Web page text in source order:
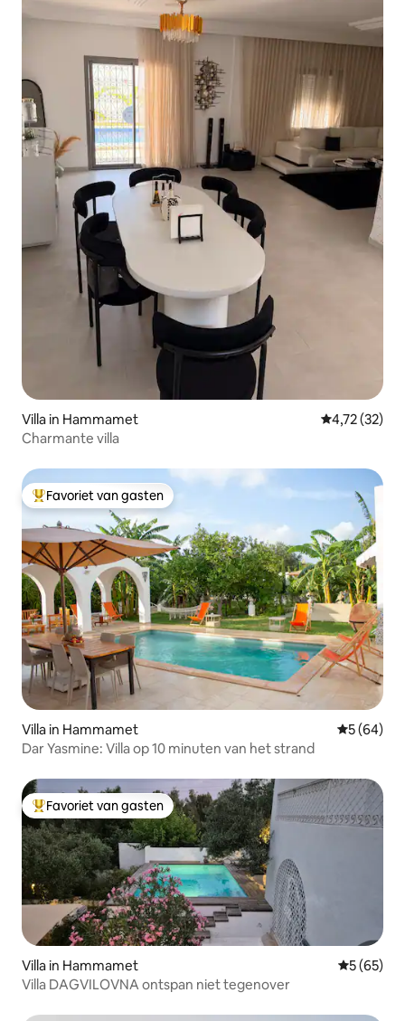
Villa in Hammamet Gemiddelde
4,72 (32)
Charmante villa
Topfavoriet van gasten
Favoriet van gasten
Villa in Hammamet
5 (64)
Dar Yasmine: Villa op 10 minuten van het strand
Topfavoriet van gasten
Favoriet van gasten
Villa in Hammamet
5 (65)
Villa DAGVILOVNA ontspan niet tegenover